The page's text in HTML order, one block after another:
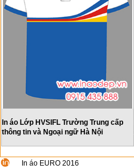
In áo Lớp HVSIFL Trường Trung cấp
thông tin và Ngoại ngữ Hà Nội
In áo EURO 2016